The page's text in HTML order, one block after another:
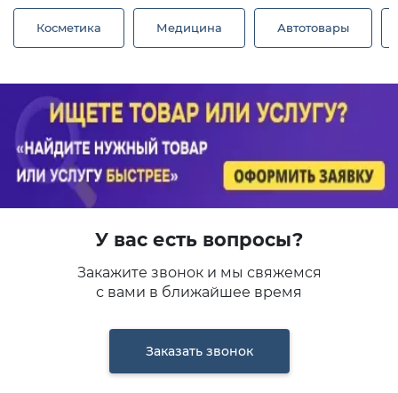
Косметика Медицина Автотовары
У вас есть вопросы?
Закажите звонок и мы свяжемся
с вами в ближайшее время
Заказать звонок